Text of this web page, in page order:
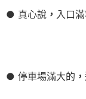
● 真心說 ， 入口
● 停車場滿大的 ，